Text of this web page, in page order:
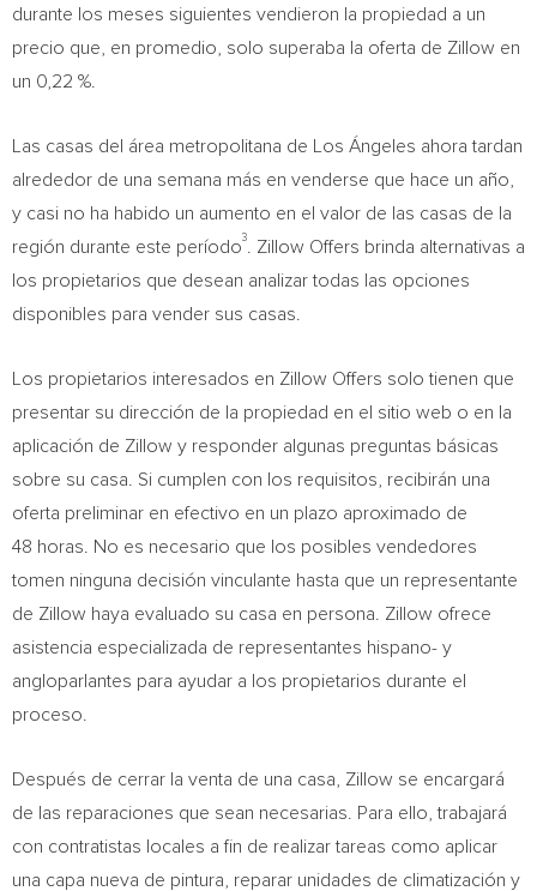
durante los meses siguientes vendieron la propiedad a un
precio que, en promedio, solo superaba la oferta de Zillow en
un 0,22 %.
Las casas del área metropolitana de Los Ángeles ahora tardan
alrededor de una semana más en venderse que hace un año,
y casi no ha habido un aumento en el valor de las casas de la
región durante este período3
. Zillow Offers brinda alternativas a
los propietarios que desean analizar todas las opciones
disponibles para vender sus casas.
Los propietarios interesados en Zillow Offers solo tienen que
presentar su dirección de la propiedad en el sitio web o en la
aplicación de Zillow y responder algunas preguntas básicas
sobre su casa. Si cumplen con los requisitos, recibirán una
oferta preliminar en efectivo en un plazo aproximado de
48 horas. No es necesario que los posibles vendedores
tomen ninguna decisión vinculante hasta que un representante
de Zillow haya evaluado su casa en persona. Zillow ofrece
asistencia especializada de representantes hispano- y
angloparlantes para ayudar a los propietarios durante el
proceso.
Después de cerrar la venta de una casa, Zillow se encargará
de las reparaciones que sean necesarias. Para ello, trabajará
con contratistas locales a fin de realizar tareas como aplicar
una capa nueva de pintura, reparar unidades de climatización y